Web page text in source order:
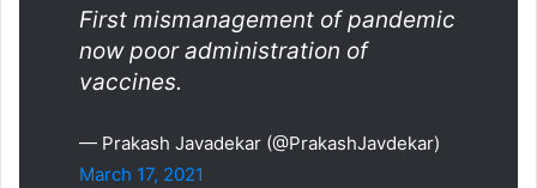
First mismanagement of pandemic
now poor administration of
vaccines.
— Prakash Javadekar (@PrakashJavdekar)
March 17, 2021